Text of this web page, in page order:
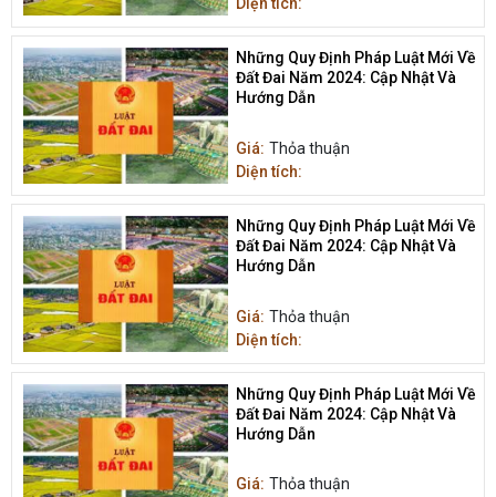
Diện tích:
Những Quy Định Pháp Luật Mới Về
Đất Đai Năm 2024: Cập Nhật Và
Hướng Dẫn
Giá: Thỏa thuận
Diện tích:
Những Quy Định Pháp Luật Mới Về
Đất Đai Năm 2024: Cập Nhật Và
Hướng Dẫn
Giá: Thỏa thuận
Diện tích:
Những Quy Định Pháp Luật Mới Về
Đất Đai Năm 2024: Cập Nhật Và
Hướng Dẫn
Giá: Thỏa thuận